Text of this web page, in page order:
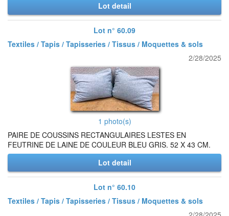
Lot detail
Lot n° 60.09
Textiles / Tapis / Tapisseries / Tissus / Moquettes & sols
2/28/2025
1 photo(s)
PAIRE DE COUSSINS RECTANGULAIRES LESTES EN
FEUTRINE DE LAINE DE COULEUR BLEU GRIS. 52 X 43 CM.
Lot detail
Lot n° 60.10
Textiles / Tapis / Tapisseries / Tissus / Moquettes & sols